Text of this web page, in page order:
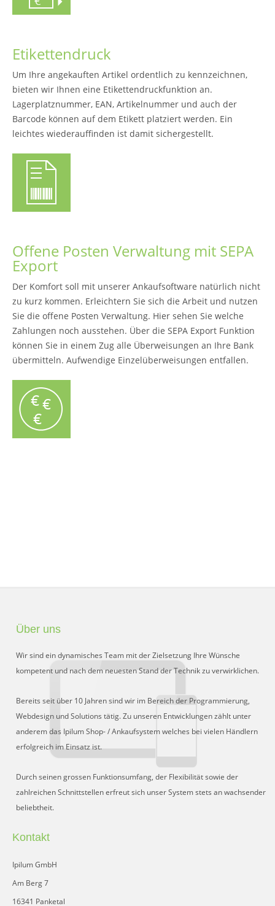
Etikettendruck
Um Ihre angekauften Artikel ordentlich zu kennzeichnen,
bieten wir Ihnen eine Etikettendruckfunktion an.
Lagerplatznummer, EAN, Artikelnummer und auch der
Barcode können auf dem Etikett platziert werden. Ein
leichtes wiederauffinden ist damit sichergestellt.
Offene Posten Verwaltung mit SEPA
Export
Der Komfort soll mit unserer Ankaufsoftware natürlich nicht
zu kurz kommen. Erleichtern Sie sich die Arbeit und nutzen
Sie die offene Posten Verwaltung. Hier sehen Sie welche
Zahlungen noch ausstehen. Über die SEPA Export Funktion
können Sie in einem Zug alle Überweisungen an Ihre Bank
übermitteln. Aufwendige Einzelüberweisungen entfallen.
Über uns
Wir sind ein dynamisches Team mit der Zielsetzung Ihre Wünsche
kompetent und nach dem neuesten Stand der Technik zu verwirklichen.
Bereits seit über 10 Jahren sind wir im Bereich der Programmierung,
Webdesign und Solutions tätig. Zu unseren Entwicklungen zählt unter
anderem das Ipilum Shop- / Ankaufsystem welches bei vielen Händlern
erfolgreich im Einsatz ist.
Durch seinen grossen Funktionsumfang, der Flexibilität sowie der
zahlreichen Schnittstellen erfreut sich unser System stets an wachsender
beliebtheit.
Kontakt
Ipilum GmbH
Am Berg 7
16341 Panketal